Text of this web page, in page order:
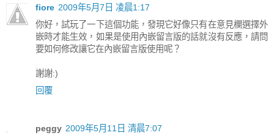
fiore 2009年5月7日 凌晨1:17
你好，試玩了一下這個功能，發現它好像只有在意見欄選擇外
嵌時才能生效，如果是使用內嵌留言版的話就沒有反應，請問
要如何修改讓它在內嵌留言版使用呢？
謝謝:)
回覆
peggy 2009年5月11日 清晨7:07